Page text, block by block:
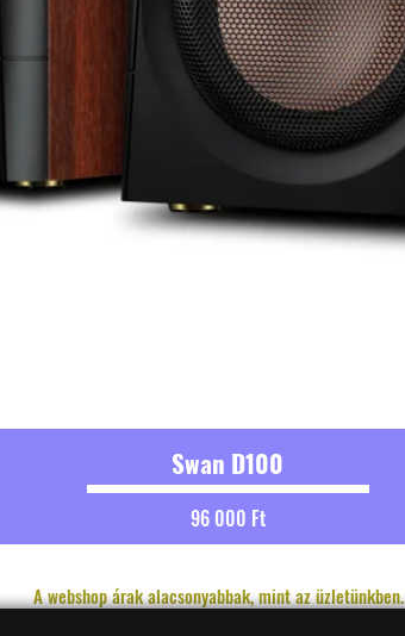
Swan D100
Ár
96 000 Ft
A webshop árak alacsonyabbak, mint az üzletünkben.